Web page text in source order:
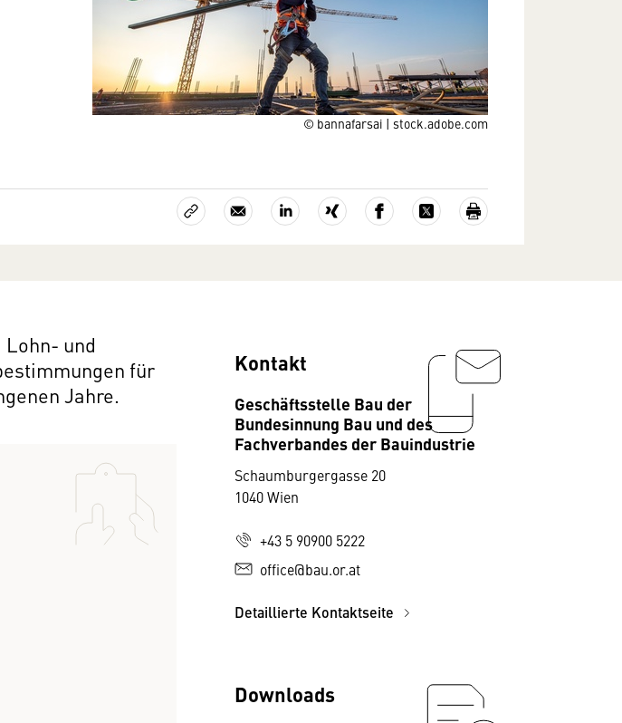
© bannafarsai | stock.adobe.com
und
für
Jahre.
Kontakt
Geschäftsstelle Bau der
Bundesinnung Bau und des
Fachverbandes der Bauindustrie
Schaumburgergasse 20
1040 Wien
+43 5 90900 5222
office@bau.or.at
Detaillierte Kontaktseite
Downloads